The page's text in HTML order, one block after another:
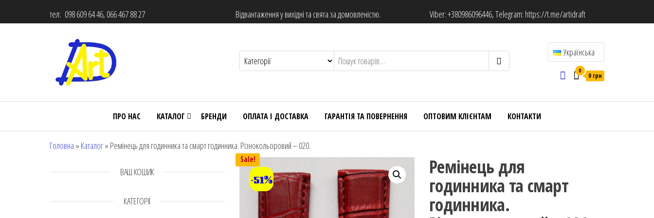
тел: 098 609 64 46, 066 467 88 27 Відвантаження у вихідні та свята за домовленістю. Viber:+380986096446, Telegram: https://t.me/artidraft
Українська
0
0 грн
ПРО НАС КАТАЛОГ БРЕНДИ ОПЛАТА І ДОСТАВКА ГАРАНТІЯ ТА ПОВЕРНЕННЯ ОПТОВИМ КЛІЄНТАМ КОНТАКТИ
Головна » Каталог» Ремінець для годинника та смарт годинника. Різнокольоровий – 020.
ВАШ КОШИК
КАТЕГОРІЇ
Sale!
-51%
Ремінець для
годинника та смарт
годинника.